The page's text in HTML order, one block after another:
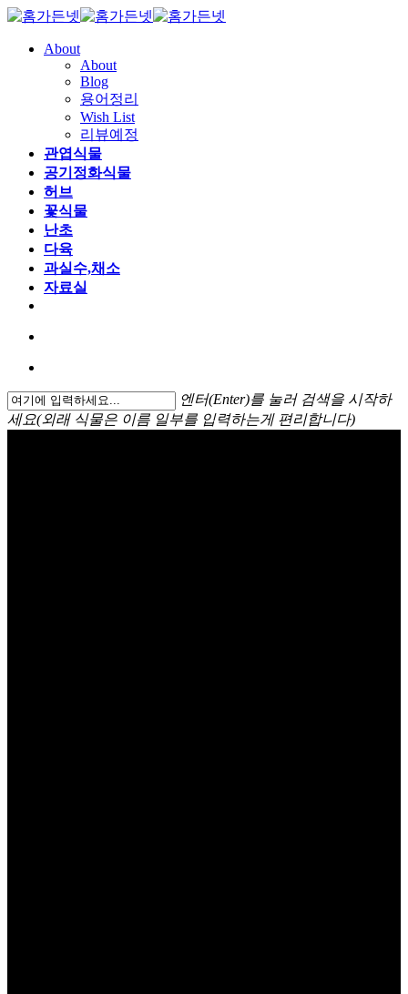
About
About
Blog
용어정리
Wish List
리뷰예정
관엽식물
공기정화식물
허브
꽃식물
난초
다육
과실수,채소
자료실
엔터(Enter)를 눌러 검색을 시작하
세요(외래 식물은 이름 일부를 입력하는게 편리합니다)